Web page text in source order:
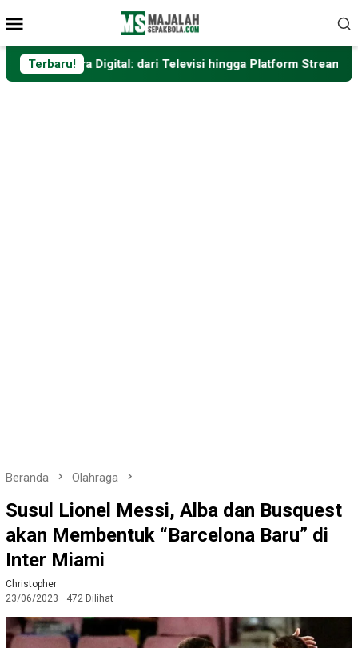
ke
kontenMobile
Terbaru!
dari Televisi hingga Platform Streaming Format
Beranda Olahraga
Susul Lionel Messi, Alba dan Busquest
akan Membentuk “Barcelona Baru” di
Inter Miami
Christopher
23/06/2023
472 Dilihat